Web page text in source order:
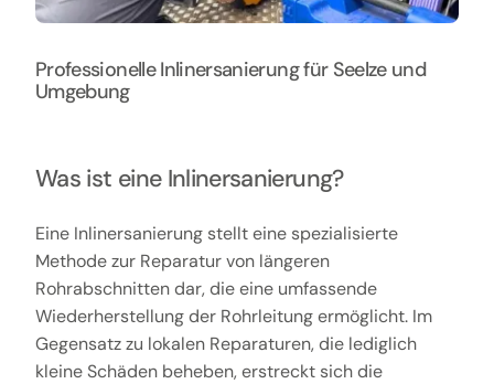
Professionelle Inlinersanierung für Seelze und
Umgebung
Was ist eine Inlinersanierung?
Eine Inlinersanierung stellt eine spezialisierte
Methode zur Reparatur von längeren
Rohrabschnitten dar, die eine umfassende
Wiederherstellung der Rohrleitung ermöglicht. Im
Gegensatz zu lokalen Reparaturen, die lediglich
kleine Schäden beheben, erstreckt sich die